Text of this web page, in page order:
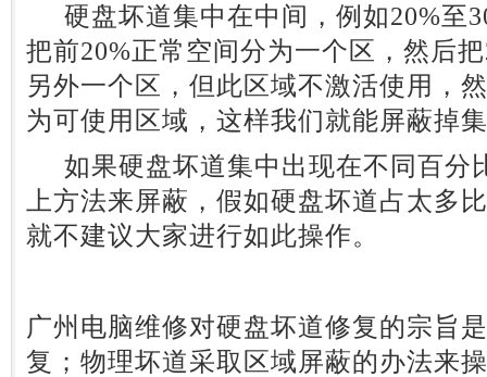
硬盘坏道集中在中间，例如20%至
把前20%正常空间分为一个区，然后
另外一个区，但此区域不激活使用，
为可使用区域，这样我们就能屏蔽掉
如果硬盘坏道集中出现在不同百分
上方法来屏蔽，假如硬盘坏道占太多
就不建议大家进行如此操作。
广州电脑维修对硬盘坏道修复的宗旨
复；物理坏道采取区域屏蔽的办法来